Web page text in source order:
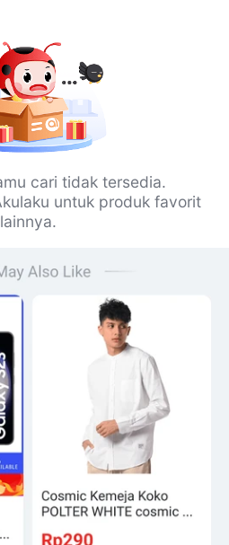
cari tidak tersedia.
untuk produk favorit
lainnya.